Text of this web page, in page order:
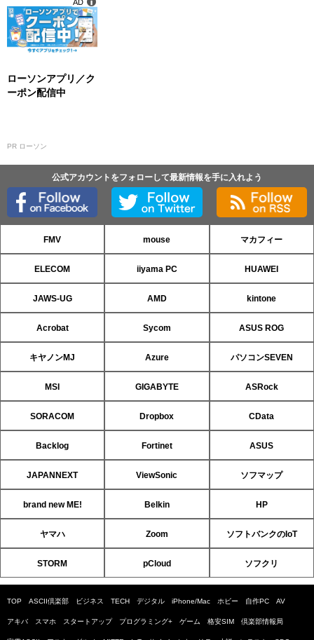
ローソンアプリ／ク
ーポン配信中
PR ローソン
AD
公式アカウントをフォローして最新情報を手に入れよう
FMV mouse マカフィー
ELECOM iiyama PC HUAWEI
JAWS-UG AMD kintone
Acrobat Sycom ASUS ROG
キヤノンMJ Azure パソコンSEVEN
MSI GIGABYTE ASRock
SORACOM Dropbox CData
Backlog Fortinet ASUS
JAPANNEXT ViewSonic ソフマップ
brand new ME! Belkin HP
ヤマハ Zoom ソフトバンクのIoT
STORM pCloud ソフクリ
TOP ASCII倶楽部 ビジネス TECH デジタル iPhone/Mac ホビー 自作PC AV
アキバ スマホ スタートアップ プログラミング+ ゲーム 格安SIM 倶楽部情報局